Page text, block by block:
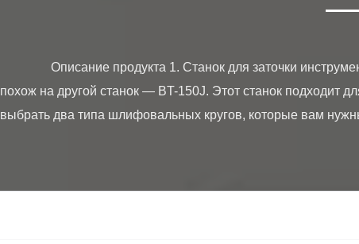
похож на другой станок — BT-150J. Этот станок подходит
выбрать два типа шлифовальных кругов, которые вам